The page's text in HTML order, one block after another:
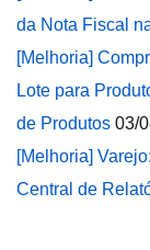
da Nota Fiscal
[Melhoria]
Lote para
de Produtos 03/
[Melhoria]
Central de